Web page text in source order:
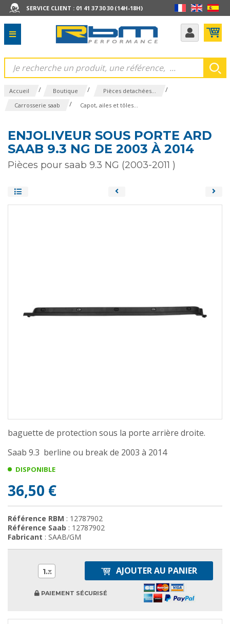
SERVICE CLIENT : 01 41 37 30 30 (14H-18H)
Accueil / Boutique / Pièces detachées... /
Carrosserie saab / Capot, ailes et tôles...
ENJOLIVEUR SOUS PORTE ARD
SAAB 9.3 NG DE 2003 À 2014
Pièces pour saab 9.3 NG (2003-2011 )
baguette de protection sous la porte arrière droite.
Saab 9.3 berline ou break de 2003 à 2014
DISPONIBLE
36,50 €
Référence RBM : 12787902
Référence Saab : 12787902
Fabricant : SAAB/GM
1 AJOUTER AU PANIER
PAIEMENT SÉCURISÉ